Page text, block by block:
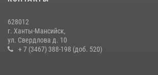
11 июля 2026, 12:26
628012
г. Ханты-Мансийск,
ул. Свердлова д. 10
+ 7 (3467) 388-198 (доб. 520)